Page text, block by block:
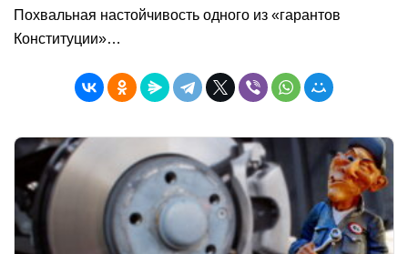
Похвальная настойчивость одного из «гарантов
Конституции»…